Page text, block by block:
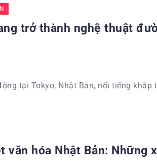
trở thành nghệ thuật
tại Tokyo, Nhật Bản, nổi tiếng khắp
văn hóa Nhật Bản: